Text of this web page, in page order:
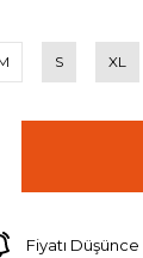
S XL
Fiyatı